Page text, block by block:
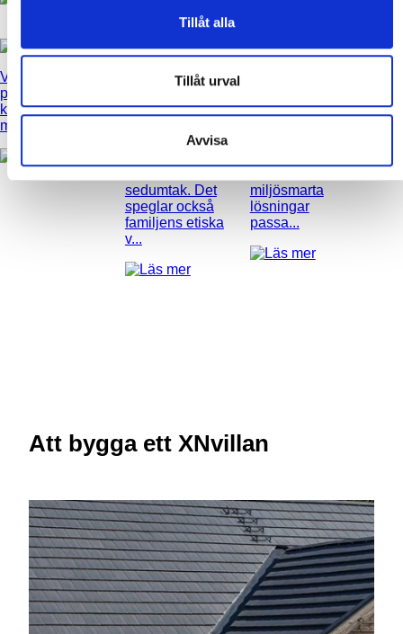
Tillåt alla
Tillåt urval
Avvisa
Villa Haga
plansvilla i
klassisk stil
med pool
la carte- Sara
enplanshus
sedumtak. Det
speglar också
familjens etiska
v...
De ville inte bo i
miljösmarta
lösningar
passa...
Att bygga ett XNvillan